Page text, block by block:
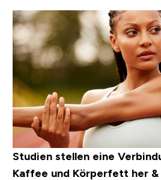
Studien stellen eine
Kaffee und Körperfett her